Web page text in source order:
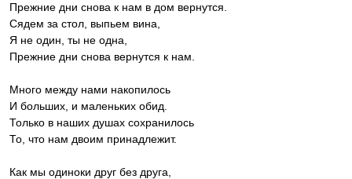
Прежние дни снова к нам в дом вернутся.
Сядем за стол, выпьем вина,
Я не один, ты не одна,
Прежние дни снова вернутся к нам.
Много между нами накопилось
И больших, и маленьких обид.
Только в наших душах сохранилось
То, что нам двоим принадлежит.
Как мы одиноки друг без друга,